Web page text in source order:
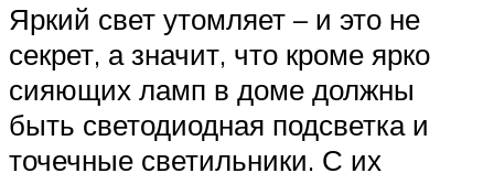
Яркий свет утомляет – и это не
секрет, а значит, что кроме ярко
сияющих ламп в доме должны
быть светодиодная подсветка и
точечные светильники. С их